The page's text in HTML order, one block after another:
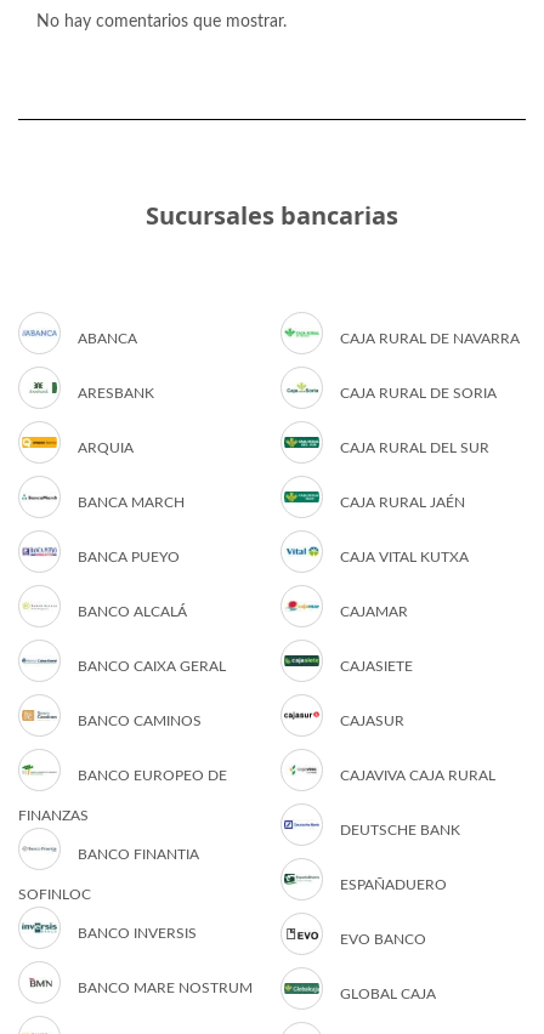
No hay comentarios que mostrar.
Sucursales bancarias
ABANCA
ARESBANK
ARQUIA
BANCA MARCH
BANCA PUEYO
BANCO ALCALÁ
BANCO CAIXA GERAL
BANCO CAMINOS
BANCO EUROPEO DE
FINANZAS
BANCO FINANTIA
SOFINLOC
BANCO INVERSIS
BANCO MARE NOSTRUM
CAJA RURAL DE NAVARRA
CAJA RURAL DE SORIA
CAJA RURAL DEL SUR
CAJA RURAL JAÉN
CAJA VITAL KUTXA
CAJAMAR
CAJASIETE
CAJASUR
CAJAVIVA CAJA RURAL
DEUTSCHE BANK
ESPAÑADUERO
EVO BANCO
GLOBAL CAJA